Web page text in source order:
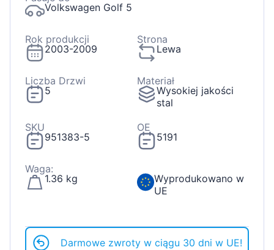
Volkswagen Golf 5
Rok produkcji
2003-2009
Strona
Lewa
Liczba Drzwi
5
Materiał
Wysokiej jakości
stal
SKU
951383-5
OE
5191
Waga:
1.36 kg
Wyprodukowano w
UE
Darmowe zwroty w ciągu 30 dni w UE!